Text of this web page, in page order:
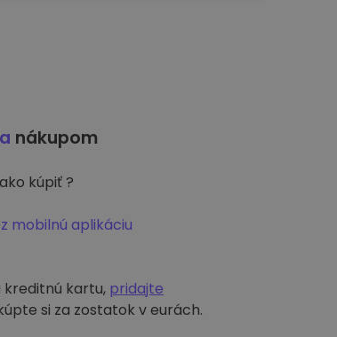
nákupom
kúpiť ?
mobilnú aplikáciu
kartu, pridajte
si za zostatok v eurách.